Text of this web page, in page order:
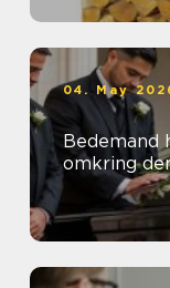
04. May
Bedemand
omkring